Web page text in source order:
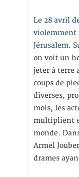
Le 28 avril
violemment
Jérusalem.
on voit un
jeter à terre
coups de
diverses,
mois, les
multiplient
monde.
Armel
drames